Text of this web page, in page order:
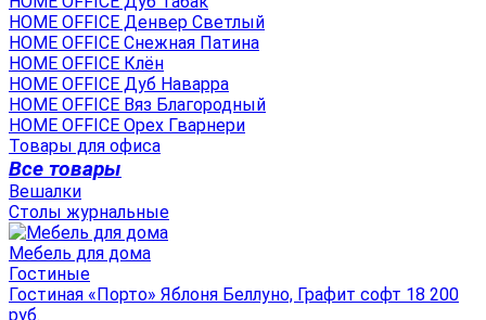
HOME OFFICE Денвер Светлый
HOME OFFICE Снежная Патина
HOME OFFICE Клён
HOME OFFICE Дуб Наварра
HOME OFFICE Вяз Благородный
HOME OFFICE Орех Гварнери
Товары для офиса
Все товары
Вешалки
Столы журнальные
Мебель для дома
Гостиные
Гостиная «Порто» Яблоня Беллуно, Графит софт 18 200
руб.